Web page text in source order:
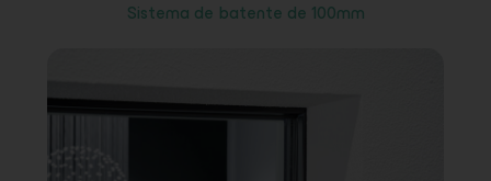
Sistema de batente de 100mm